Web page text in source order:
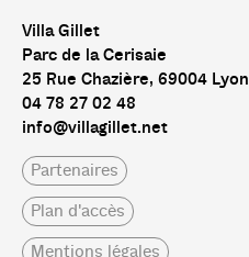
Villa Gillet
Parc de la Cerisaie
25 Rue Chazière, 69004 Lyon
04 78 27 02 48
info@villagillet.net
Partenaires
Plan d'accès
Mentions légales